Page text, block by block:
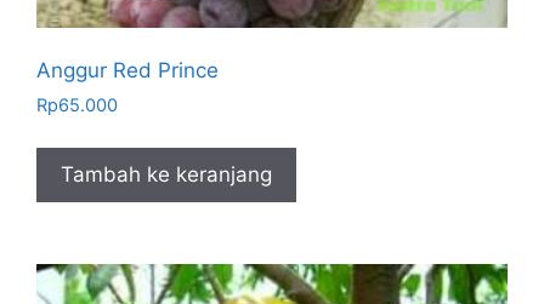
Anggur Red Prince
Rp65.000
Tambah ke keranjang